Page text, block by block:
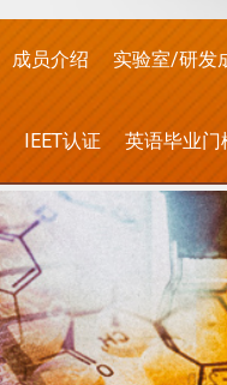
成员介绍 实验室/研发
IEET认证 英语毕业门